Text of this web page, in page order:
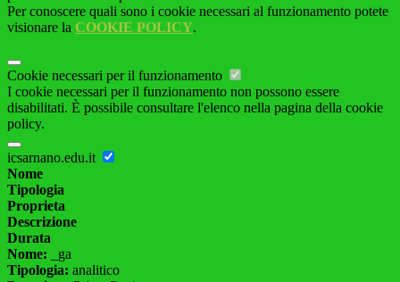
Per conoscere quali sono i cookie necessari al funzionamento potete
visionare la COOKIE POLICY.
Cookie necessari per il funzionamento
I cookie necessari per il funzionamento non possono essere
disabilitati. È possibile consultare l'elenco nella pagina della cookie
policy.
icsarnano.edu.it
Nome
Tipologia
Proprieta
Descrizione
Durata
Nome: _ga
Tipologia: analitico